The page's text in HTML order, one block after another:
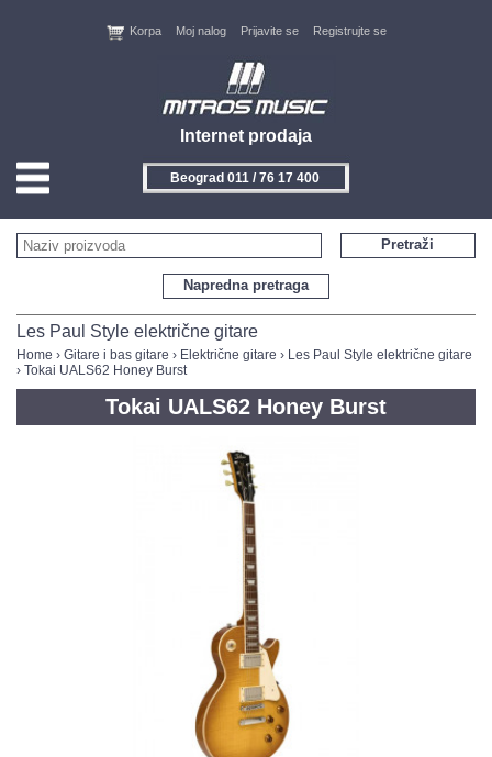
Internet prodaja
Korpa Moj nalog Prijavite se Registrujte se
Beograd 011 / 76 17 400
HOME
KONTAKT
PROIZVOĐAČI
NOVITETI
FEEDBACK
GALERIJA
Napredna pretraga
Pretraži
Les Paul Style električne gitare
Home › Gitare i bas gitare › Električne gitare › Les Paul Style električne gitare
› Tokai UALS62 Honey Burst
Tokai UALS62 Honey Burst